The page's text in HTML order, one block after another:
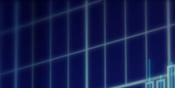
Accéder au contenu principal